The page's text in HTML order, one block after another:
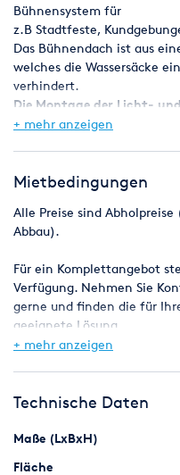
Bühnensystem für
z.B Stadtfeste,
Das Bühnendach ist aus
welches die Wassersäcke
verhindert.
Die Montage der Licht-
möglich.
80 cm tiefen Vordach. Die
Technische Daten:
Höhe: 110 - 160 cm
- Lichte Höhe
- Podium Nutzlast: 500 kg/
- Dach Nutzlast: 1800 kg
- PA-Wings Punktlast:
mal einer Stunde
anerkanntes Prüfbuch
+ mehr anzeigen
Mietbedingungen
Alle Preise sind
Abbau).
Für ein Komplettangebot
Verfügung. Nehmen Sie
gerne und finden die für
geeignete Lösung.
+ mehr anzeigen
Technische Daten
Maße (LxBxH)
Fläche